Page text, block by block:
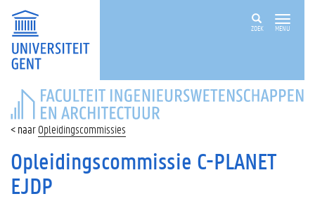
ZOEK MENU
FACULTEIT
INGENIEURSWETENSCHAPPEN
EN
ARCHITECTUUR
Opleidingscommissies
Opleidingscommissie C-PLANET
EJDP